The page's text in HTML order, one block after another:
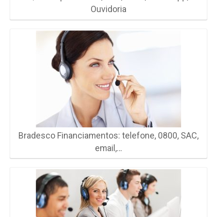
Ouvidoria
Bradesco Financiamentos: telefone, 0800, SAC,
email,…